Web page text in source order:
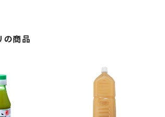
の商品